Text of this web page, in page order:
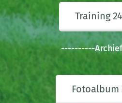
Training
----------
Fotoalbum